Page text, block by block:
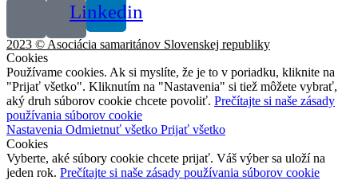
Linkedin
2023 © Asociácia samaritánov Slovenskej republiky
Cookies
Používame cookies. Ak si myslíte, že je to v poriadku, kliknite na
"Prijať všetko". Kliknutím na "Nastavenia" si tiež môžete vybrať,
aký druh súborov cookie chcete povoliť. Prečítajte si naše zásady
používania súborov cookie
Nastavenia Odmietnuť všetko Prijať všetko
Cookies
Vyberte, aké súbory cookie chcete prijať. Váš výber sa uloží na
jeden rok. Prečítajte si naše zásady používania súborov cookie